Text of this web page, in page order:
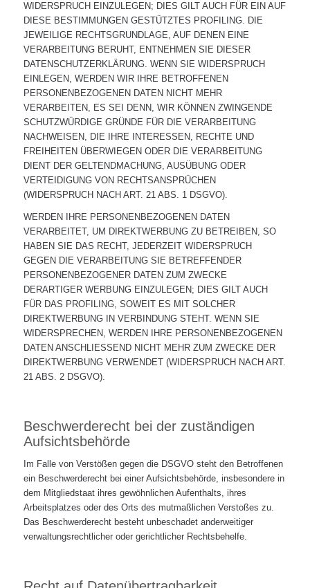
WIDERSPRUCH EINZULEGEN; DIES GILT AUCH FÜR EIN AUF
DIESE BESTIMMUNGEN GESTÜTZTES PROFILING. DIE
JEWEILIGE RECHTSGRUNDLAGE, AUF DENEN EINE
VERARBEITUNG BERUHT, ENTNEHMEN SIE DIESER
DATENSCHUTZERKLÄRUNG. WENN SIE WIDERSPRUCH
EINLEGEN, WERDEN WIR IHRE BETROFFENEN
PERSONENBEZOGENEN DATEN NICHT MEHR
VERARBEITEN, ES SEI DENN, WIR KÖNNEN ZWINGENDE
SCHUTZWÜRDIGE GRÜNDE FÜR DIE VERARBEITUNG
NACHWEISEN, DIE IHRE INTERESSEN, RECHTE UND
FREIHEITEN ÜBERWIEGEN ODER DIE VERARBEITUNG
DIENT DER GELTENDMACHUNG, AUSÜBUNG ODER
VERTEIDIGUNG VON RECHTSANSPRÜCHEN
(WIDERSPRUCH NACH ART. 21 ABS. 1 DSGVO).
WERDEN IHRE PERSONENBEZOGENEN DATEN
VERARBEITET, UM DIREKTWERBUNG ZU BETREIBEN, SO
HABEN SIE DAS RECHT, JEDERZEIT WIDERSPRUCH
GEGEN DIE VERARBEITUNG SIE BETREFFENDER
PERSONENBEZOGENER DATEN ZUM ZWECKE
DERARTIGER WERBUNG EINZULEGEN; DIES GILT AUCH
FÜR DAS PROFILING, SOWEIT ES MIT SOLCHER
DIREKTWERBUNG IN VERBINDUNG STEHT. WENN SIE
WIDERSPRECHEN, WERDEN IHRE PERSONENBEZOGENEN
DATEN ANSCHLIESSEND NICHT MEHR ZUM ZWECKE DER
DIREKTWERBUNG VERWENDET (WIDERSPRUCH NACH ART.
21 ABS. 2 DSGVO).
Beschwerde­recht bei der zuständigen
Aufsichts­behörde
Im Falle von Verstößen gegen die DSGVO steht den Betroffenen
ein Beschwerderecht bei einer Aufsichtsbehörde, insbesondere in
dem Mitgliedstaat ihres gewöhnlichen Aufenthalts, ihres
Arbeitsplatzes oder des Orts des mutmaßlichen Verstoßes zu.
Das Beschwerderecht besteht unbeschadet anderweitiger
verwaltungsrechtlicher oder gerichtlicher Rechtsbehelfe.